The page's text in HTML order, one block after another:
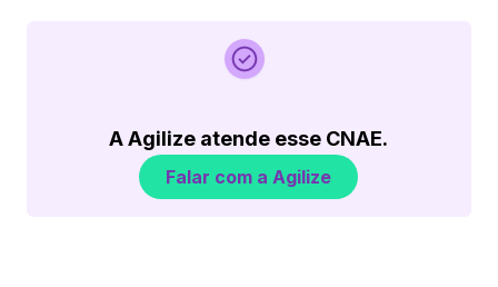
A Agilize atende esse CNAE.
Falar com a Agilize